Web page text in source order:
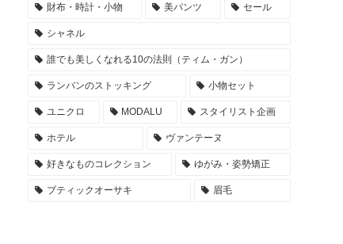
財布・時計・小物 美パンツ セール
シャネル
誰でも美しくなれる10の法則（ティム・ガン）
ランバンのストッキング 小物セット
ユニクロ MODALU スタイリスト企画
ホテル ヴァンテーヌ
好きなものコレクション ゆがみ・姿勢矯正
ブティックオーサキ 眉毛